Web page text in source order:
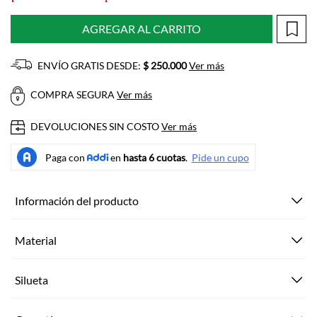
AGREGAR AL CARRITO
ENVÍO GRATIS DESDE: $ 250.000Ver más
COMPRA SEGURA Ver más
DEVOLUCIONES SIN COSTOVer más
Información del producto
Material
Silueta